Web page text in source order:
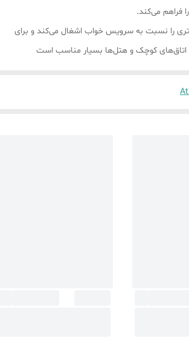
فراهم می‌کند.
را نسبت به سرویس خواب اشغال می‌کند و برای
اتاق‌های کوچک و هتل‌ها بسیار مناسب است